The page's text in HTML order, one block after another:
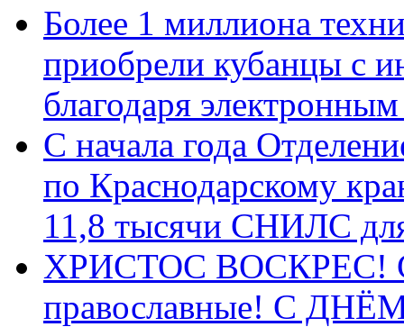
Более 1 миллиона
приобрели кубанцы с
благодаря
С начала года
по Краснодарскому
11,8 тысячи СНИЛС
ХРИСТОС ВОСКРЕС! С
православные! C